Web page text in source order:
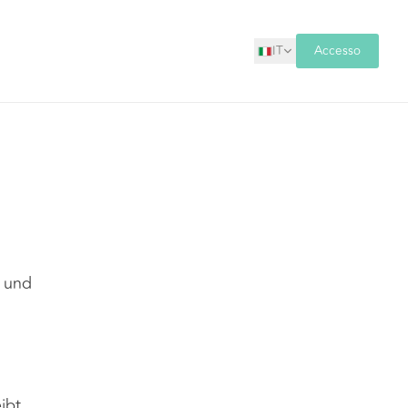
IT Accesso